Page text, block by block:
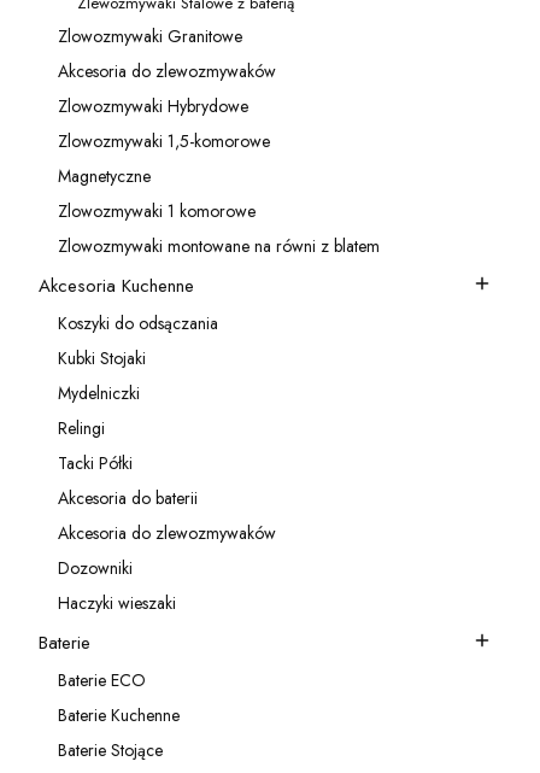
Kategoria - Zlewozmywaki Stalowe z baterią
Kategoria - Zlowozmywaki Granitowe
Zlowozmywaki Granitowe
Kategoria - Akcesoria do zlewozmywaków
Akcesoria do zlewozmywaków
Kategoria - Zlowozmywaki Hybrydowe
Zlowozmywaki Hybrydowe
Kategoria - Zlowozmywaki 1,5-komorowe
Zlowozmywaki 1,5-komorowe
Kategoria - Magnetyczne
Magnetyczne
Kategoria - Zlowozmywaki 1 komorowe
Zlowozmywaki 1 komorowe
Kategoria - Zlowozmywaki montowane na równi z blatem
Zlowozmywaki montowane na równi z blatem
Kategoria - Akcesoria Kuchenne
Akcesoria Kuchenne
Kategoria - Koszyki do odsączania
Koszyki do odsączania
Kategoria - Kubki Stojaki
Kubki Stojaki
Kategoria - Mydelniczki
Mydelniczki
Kategoria - Relingi
Relingi
Kategoria - Tacki Półki
Tacki Półki
Kategoria - Akcesoria do baterii
Akcesoria do baterii
Kategoria - Akcesoria do zlewozmywaków
Akcesoria do zlewozmywaków
Kategoria - Dozowniki
Dozowniki
Kategoria - Haczyki wieszaki
Haczyki wieszaki
Kategoria - Baterie
Baterie
Kategoria - Baterie ECO
Baterie ECO
Kategoria - Baterie Kuchenne
Baterie Kuchenne
Kategoria - Baterie Stojące
Baterie Stojące